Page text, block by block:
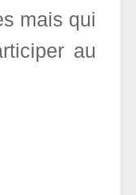
mais qui
au